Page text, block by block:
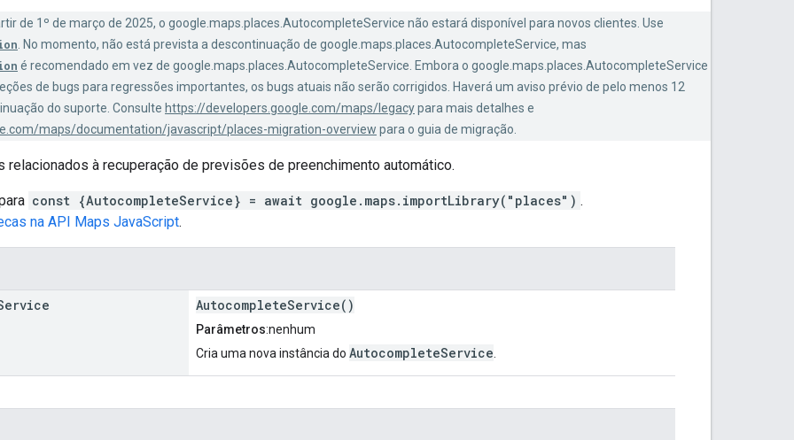
de 1º de março de 2025, o google.maps.places.AutocompleteService não estará disponível para novos clientes. Use
. No momento, não está prevista a descontinuação de google.maps.places.AutocompleteService, mas
é recomendado em vez de google.maps.places.AutocompleteService. Embora o google.maps.places.AutocompleteService
de bugs para regressões importantes, os bugs atuais não serão corrigidos. Haverá um aviso prévio de pelo menos 12
do suporte. Consulte https://developers.google.com/maps/legacypara mais detalhes e
maps/documentation/javascript/places-migration-overview para o guia de migração.
relacionados à recuperação de previsões de preenchimento automático.
const {AutocompleteService} = await google.maps.importLibrary("places") .
na API Maps JavaScript.
AutocompleteService()
Parâmetros:nenhum
Cria uma nova instância do AutocompleteService